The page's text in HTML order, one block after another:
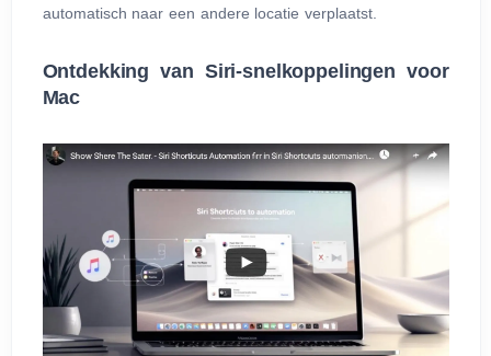
automatisch naar een andere locatie verplaatst.
Ontdekking van Siri-snelkoppelingen voor
Mac